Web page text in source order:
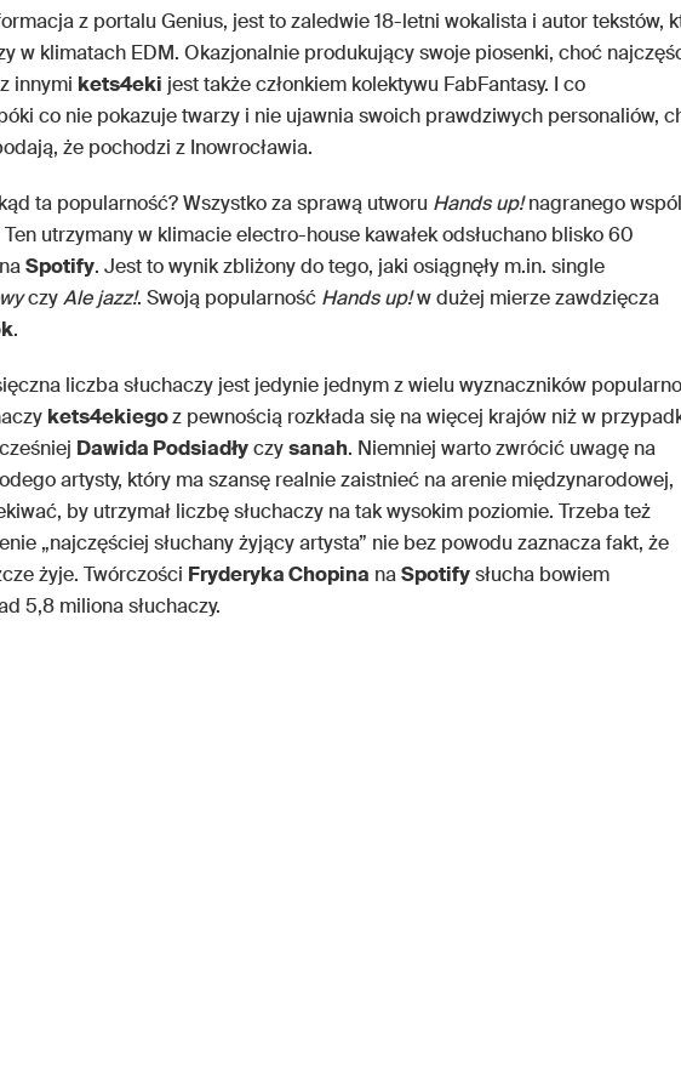
z portalu Genius, jest to zaledwie 18-letni wokalista i autor tekstów,
w klimatach EDM. Okazjonalnie produkujący swoje piosenki, choć
innymi kets4eki jest także członkiem kolektywu FabFantasy. I co
co nie pokazuje twarzy i nie ujawnia swoich prawdziwych personaliów,
że pochodzi z Inowrocławia.
ta popularność? Wszystko za sprawą utworu Hands up!nagranego
Ten utrzymany w klimacie electro-house kawałek odsłuchano blisko 60
Spotify. Jest to wynik zbliżony do tego, jaki osiągnęły m.in. single
czyAle jazz!. Swoją popularność Hands up!w dużej mierze zawdzięcza
.
liczba słuchaczy jest jedynie jednym z wielu wyznaczników
kets4ekiegoz pewnością rozkłada się na więcej krajów niż w
Dawida Podsiadłyczysanah. Niemniej warto zwrócić uwagę na
artysty, który ma szansę realnie zaistnieć na arenie międzynarodowej,
by utrzymał liczbę słuchaczy na tak wysokim poziomie. Trzeba też
„najczęściej słuchany żyjący artysta” nie bez powodu zaznacza fakt, że
żyje. Twórczości Fryderyka Chopina naSpotifysłucha bowiem
5,8 miliona słuchaczy.